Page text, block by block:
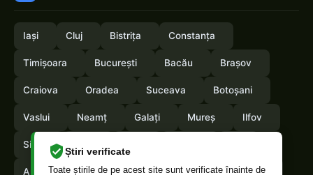
Știri verificate
Toate știrile de pe acest site sunt verificate înainte de
Iași Cluj Bistrița Constanța
Timișoara București Bacău Brașov
Craiova Oradea Suceava Botoșani
Vaslui Neamț Galați Mureș Ilfov
Sibiu
Arges Maramures Vrancea Satumare